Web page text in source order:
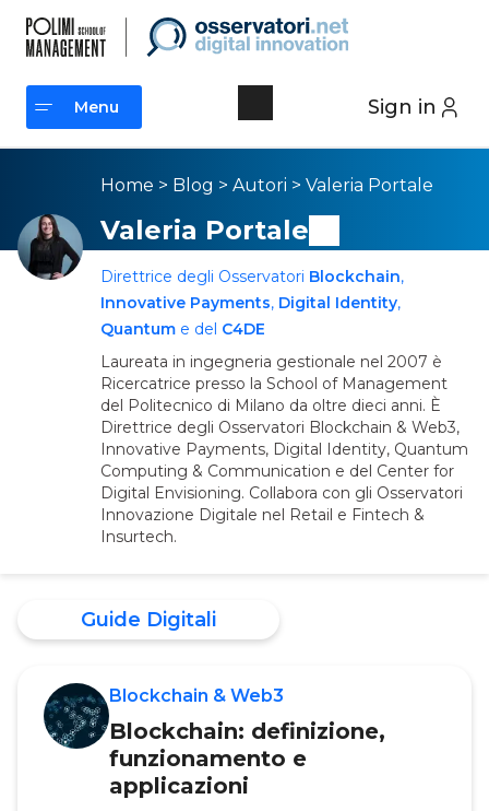
Sign in
Menu
Menu
Home > Blog > Autori > Valeria Portale
Valeria Portale
Direttrice degli Osservatori Blockchain,
Innovative Payments, Digital Identity,
Quantum e del C4DE
Laureata in ingegneria gestionale nel 2007 è
Ricercatrice presso la School of Management
del Politecnico di Milano da oltre dieci anni. È
Direttrice degli Osservatori Blockchain & Web3,
Innovative Payments, Digital Identity, Quantum
Computing & Communication e del Center for
Digital Envisioning. Collabora con gli Osservatori
Innovazione Digitale nel Retail e Fintech &
Insurtech.
Guide Digitali
Blockchain & Web3
Blockchain: definizione,
funzionamento e
applicazioni